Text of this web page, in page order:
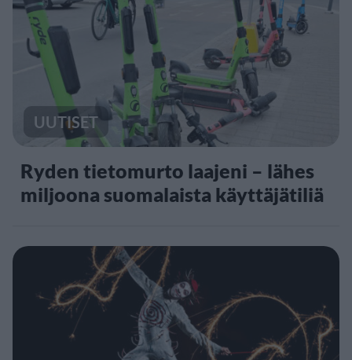
UUTISET
Ryden tietomurto laajeni – lähes
miljoona suomalaista käyttäjätiliä